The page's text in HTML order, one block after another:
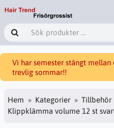
Vi har semester stängt
trevlig sommar!!
Hem Kategorier Tillbehör
Klippklämma volume 12 st